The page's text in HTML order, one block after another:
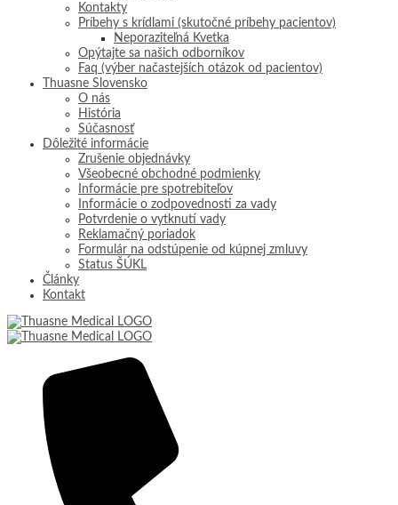
Kontakty
Príbehy s krídlami (skutočné príbehy pacientov)
Neporaziteľná Kvetka
Opýtajte sa našich odborníkov
Faq (výber načastejších otázok od pacientov)
Thuasne Slovensko
O nás
História
Súčasnosť
Dôležité informácie
Zrušenie objednávky
Všeobecné obchodné podmienky
Informácie pre spotrebiteľov
Informácie o zodpovednosti za vady
Potvrdenie o vytknutí vady
Reklamačný poriadok
Formulár na odstúpenie od kúpnej zmluvy
Status ŠÚKL
Články
Kontakt